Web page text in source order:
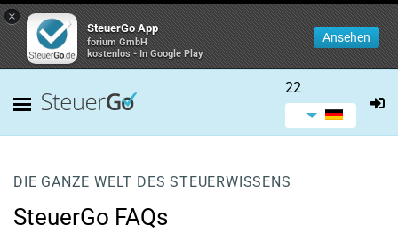
×
SteuerGo App
forium GmbH
kostenlos - In Google Play
Ansehen
22
DIE GANZE WELT DES STEUERWISSENS
SteuerGo FAQs